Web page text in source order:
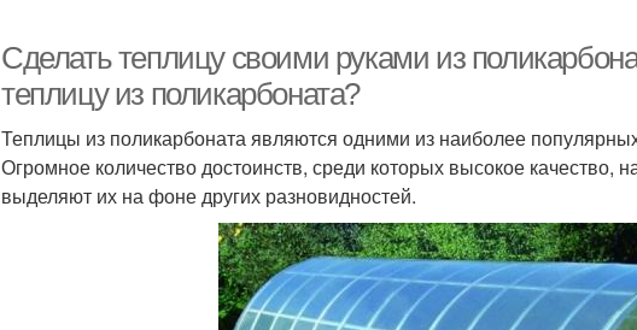
Сделать теплицу своими руками из
теплицу из поликарбоната?
Теплицы из поликарбоната являются одними из наиболее
Огромное количество достоинств, среди которых высокое качество,
выделяют их на фоне других разновидностей.